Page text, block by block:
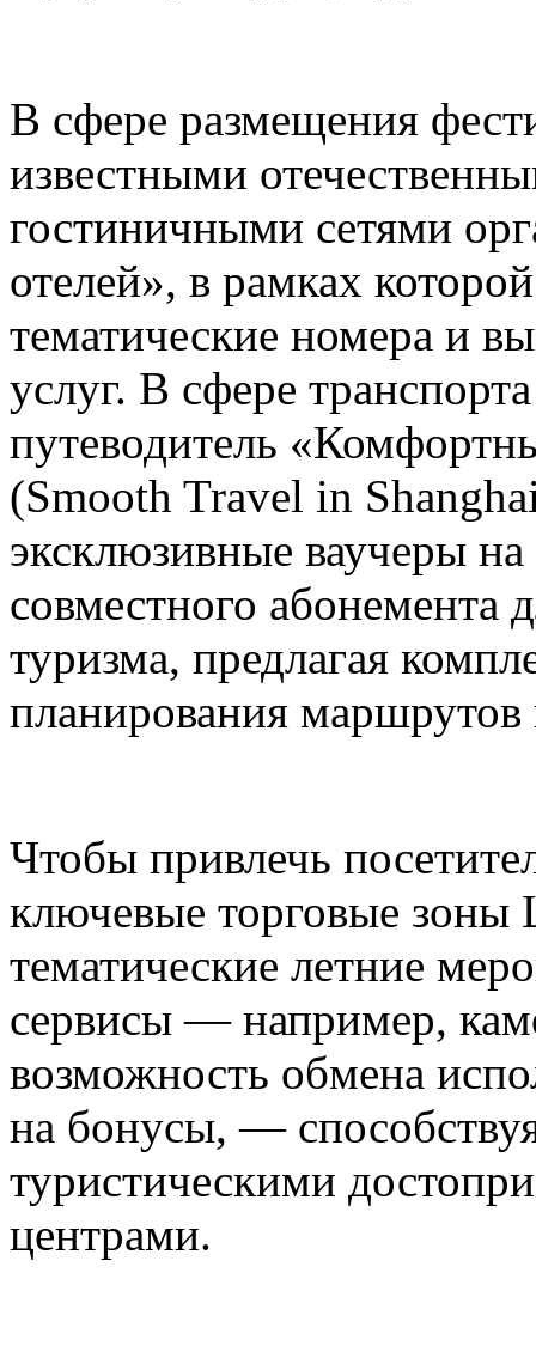
В сфере размещения
известными
гостиничными сетями
отелей», в рамках
тематические номера и
услуг. В сфере
путеводитель
(Smooth Travel in
эксклюзивные ваучеры
совместного абонемента
туризма, предлагая
планирования маршрутов
Чтобы привлечь
ключевые торговые зоны
тематические летние
сервисы — например,
возможность обмена
на бонусы, —
туристическими
центрами.